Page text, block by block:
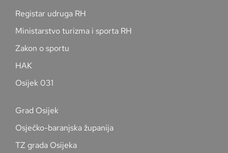
Registar udruga RH
Ministarstvo turizma i sporta RH
Zakon o sportu
HAK
Osijek 031
Grad Osijek
Osječko-baranjska županija
TZ grada Osijeka